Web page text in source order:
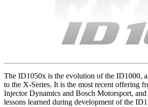
The ID1050x is the evolution of the ID1000,
to the X-Series. It is the most recent offering
Injector Dynamics and Bosch Motorsport,
lessons learned during development of the